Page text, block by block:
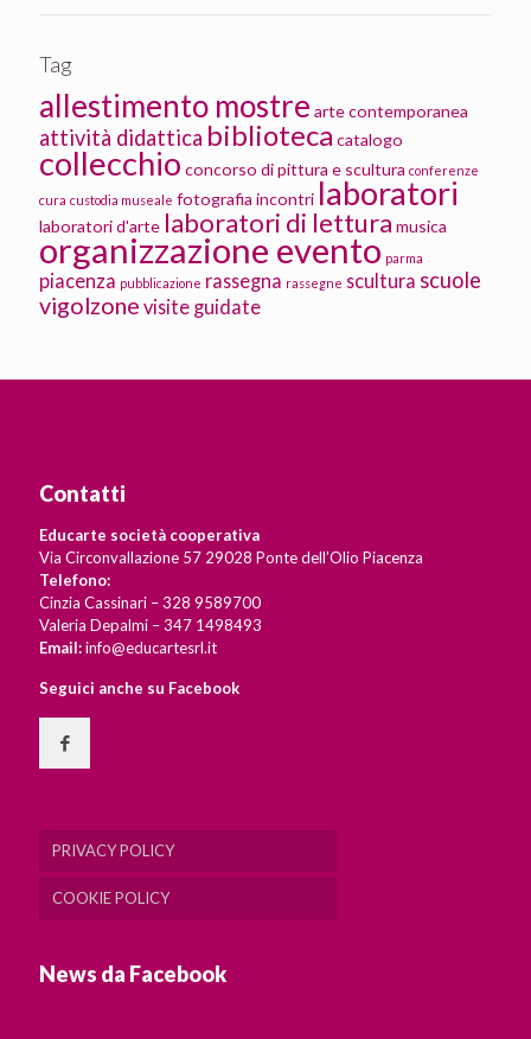
Tag
allestimento mostre arte contemporanea
attività didattica biblioteca catalogo
collecchio concorso di pittura e scultura conferenze
cura custodia museale fotografia incontri laboratori
laboratori d'arte laboratori di lettura musica
organizzazione evento parma
piacenza pubblicazione rassegna rassegne scultura scuole
vigolzone visite guidate
Contatti
Educarte società cooperativa
Via Circonvallazione 57 29028 Ponte dell’Olio Piacenza
Telefono:
Cinzia Cassinari – 328 9589700
Valeria Depalmi – 347 1498493
Email:info@educartesrl.it
Seguici anche su Facebook
PRIVACY POLICY
COOKIE POLICY
News da Facebook